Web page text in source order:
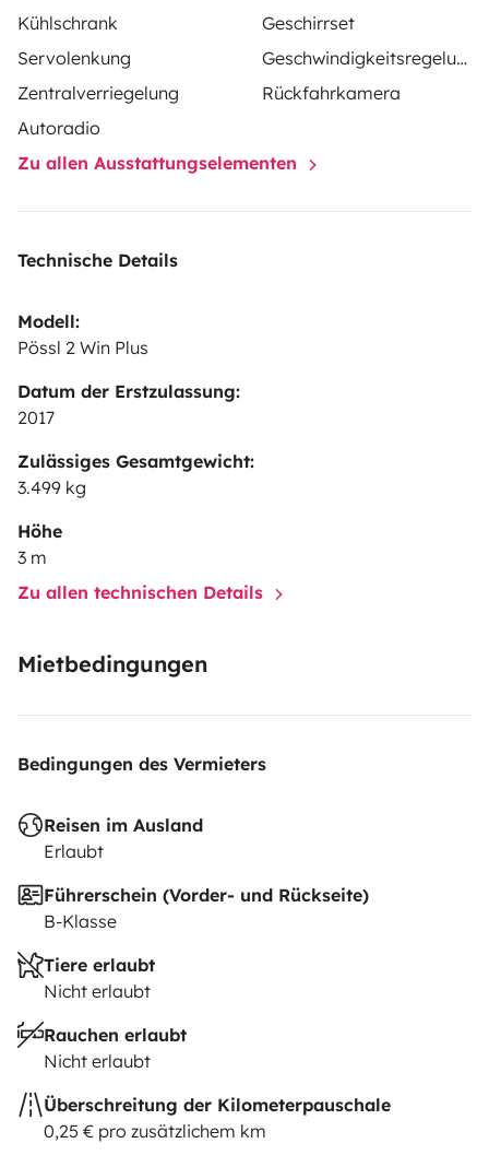
Kühlschrank
Geschirrset
Servolenkung
Geschwindigkeitsregelung
Zentralverriegelung
Rückfahrkamera
Autoradio
Zu allen Ausstattungselementen
Technische Details
Modell:
Pössl 2 Win Plus
Datum der Erstzulassung:
2017
Zulässiges Gesamtgewicht:
3.499 kg
Höhe
3 m
Zu allen technischen Details
Mietbedingungen
Bedingungen des Vermieters
Reisen im Ausland
Erlaubt
Führerschein (Vorder- und Rückseite)
B-Klasse
Tiere erlaubt
Nicht erlaubt
Rauchen erlaubt
Nicht erlaubt
Überschreitung der Kilometerpauschale
0,25 € pro zusätzlichem km